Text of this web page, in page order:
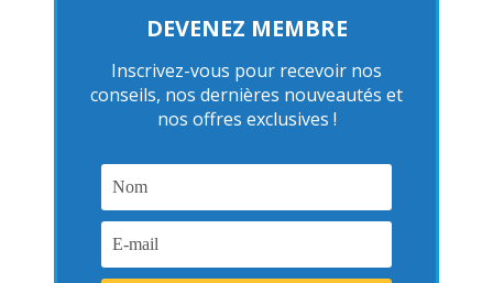
DEVENEZ MEMBRE
Inscrivez-vous pour recevoir nos
conseils, nos dernières nouveautés et
nos offres exclusives !